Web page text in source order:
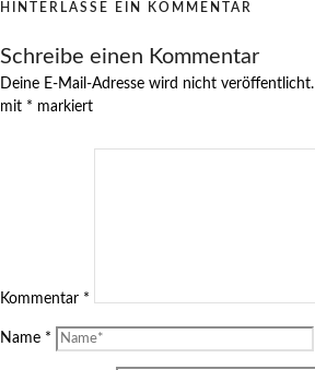
HINTERLASSE EIN KOMMENTAR
Schreibe einen Kommentar
Deine E-Mail-Adresse wird nicht veröffentlicht.
mit * markiert
Kommentar *
Name *